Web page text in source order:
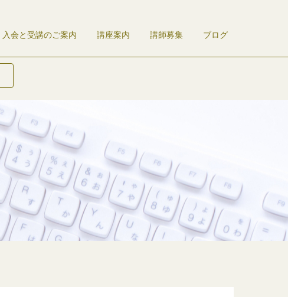
入会と受講のご案内 講座案内 講師募集 ブログ